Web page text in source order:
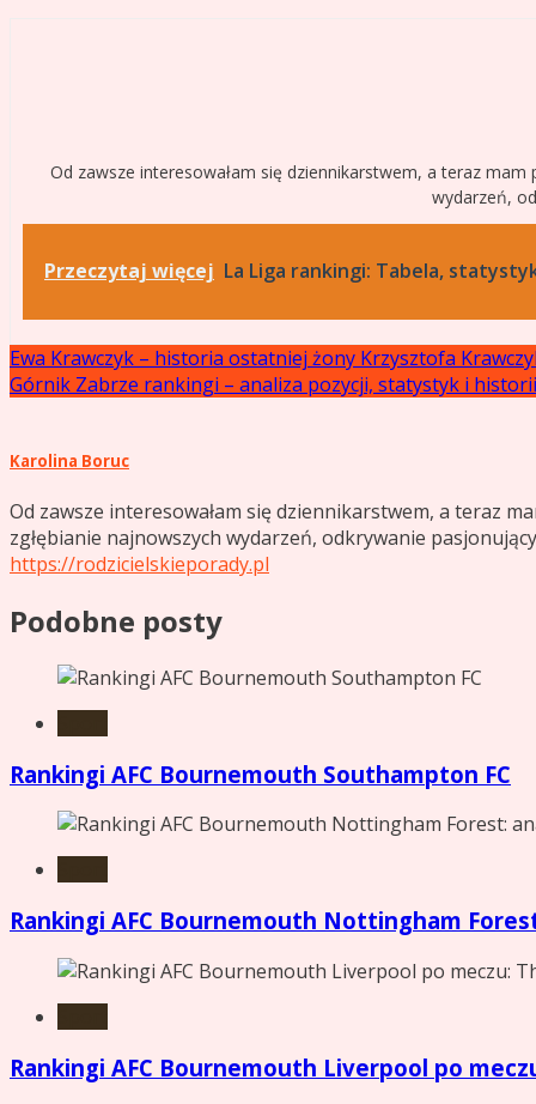
Od zawsze interesowałam się dziennikarstwem, a teraz
wydarzeń,
Przeczytaj więcej La Liga rankingi: Tabela,
Nawigacja
wpisu
Ewa Krawczyk – historia ostatniej żony Krzysztofa
Górnik Zabrze rankingi – analiza pozycji, statystyk i
Karolina Boruc
Od zawsze interesowałam się dziennikarstwem, a teraz
zgłębianie najnowszych wydarzeń, odkrywanie
https://rodzicielskieporady.pl
Podobne posty
Rankingi AFC Bournemouth Southampton FC
Rankingi AFC Bournemouth Nottingham
Rankingi AFC Bournemouth Liverpool po